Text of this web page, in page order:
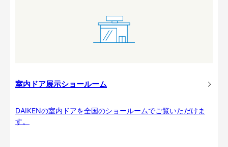
室内ドア展示ショールーム
DAIKENの室内ドアを全国のショールームでご覧いただけま
す。